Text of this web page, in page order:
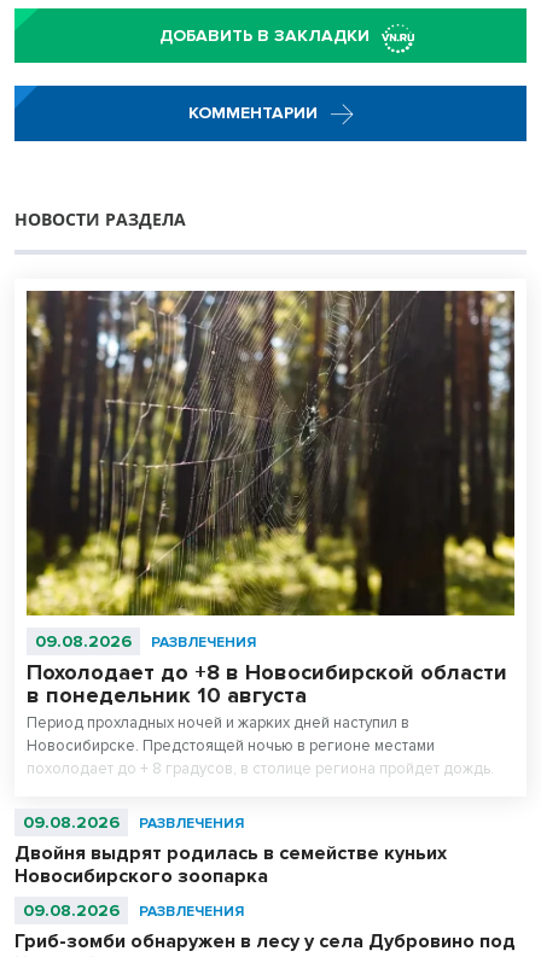
ДОБАВИТЬ В ЗАКЛАДКИ
КОММЕНТАРИИ
НОВОСТИ РАЗДЕЛА
09.08.2026 РАЗВЛЕЧЕНИЯ
Похолодает до +8 в Новосибирской области
в понедельник 10 августа
Период прохладных ночей и жарких дней наступил в
Новосибирске. Предстоящей ночью в регионе местами
похолодает до + 8 градусов, в столице региона пройдет дождь.
09.08.2026 РАЗВЛЕЧЕНИЯ
Двойня выдрят родилась в семействе куньих
Новосибирского зоопарка
09.08.2026 РАЗВЛЕЧЕНИЯ
Гриб-зомби обнаружен в лесу у села Дубровино под